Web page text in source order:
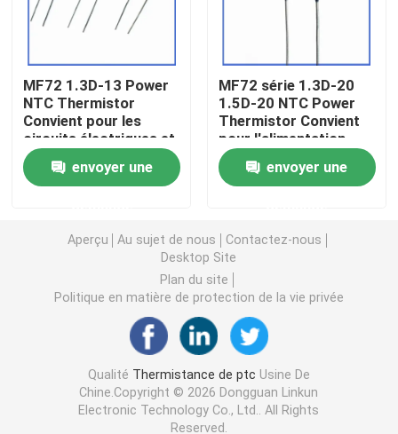
Thermistance de ptc
Puce de chauffage PTC
Thermistors NTC
Le thermistore NTC de puissance
Capteur de température de NTC
Varistance CMS
MF72 1.3D-13 Power
NTC Thermistor
Convient pour les
circuits électriques et
les appareils
électroménagers
Suppression du
envoyer une
MF72 série 1.3D-20
1.5D-20 NTC Power
Thermistor Convient
pour l'alimentation
électrique à haute
puissanceenvoyer une
Aperçu Au sujet de nous
Contactez-nous
Desktop Site
Plan du site
Politique en matière de protection de la vie privée
Qualité Thermistance de ptc Usine De
Chine.Copyright © 2026 Dongguan Linkun
Electronic Technology Co., Ltd.. All Rights
Reserved.